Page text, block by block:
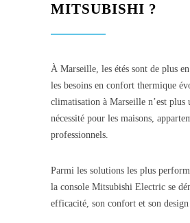
MITSUBISHI ?
À Marseille, les étés sont de plus
les besoins en confort thermique
climatisation à Marseille n’est plus
nécessité pour les maisons,
professionnels.
Parmi les solutions les plus
la console Mitsubishi Electric se
efficacité, son confort et son